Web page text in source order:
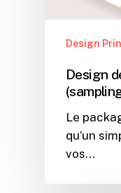
Design
Design
Le
qu’un
vos…